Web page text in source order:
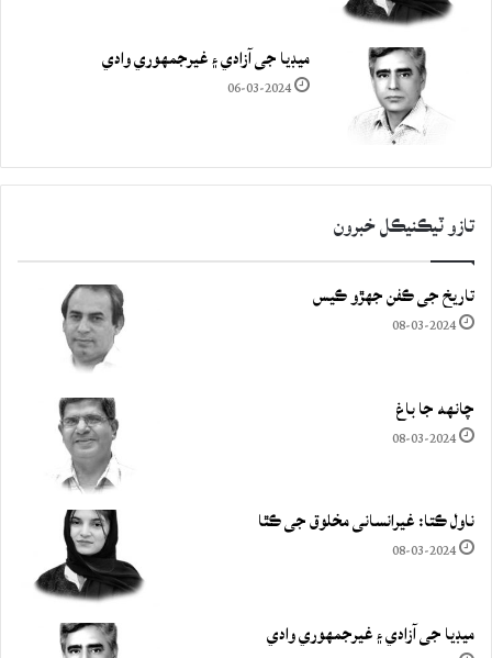
ميڊيا جي آزادي ۽ غيرجمھوري وادي
06-03-2024
تازو ٽيڪنيڪل خبرون
تاريخ جي ڪفن جھڙو ڪيس
08-03-2024
چانهه جا باغ
08-03-2024
ناول ڪتا: غيرانساني مخلوق جي ڪٿا
08-03-2024
ميڊيا جي آزادي ۽ غيرجمھوري وادي